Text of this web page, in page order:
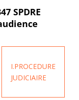
SPDRE
I.PROCEDURE
JUDICIAIRE